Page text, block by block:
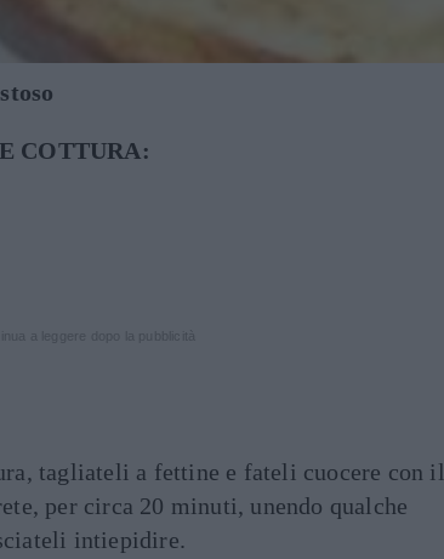
COTTURA:
tagliateli a fettine e fateli cuocere con il
per circa 20 minuti, unendo qualche
intiepidire.